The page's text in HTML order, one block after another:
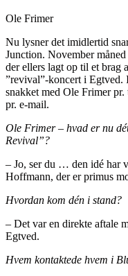
Ole Frimer
Nu lysner det imidlertid
Junction. November
der ellers lagt op til et brag
”revival”-koncert i Egtved.
snakket med Ole Frimer
pr. e-mail.
Ole Frimer – hvad er nu
Revival”?
– Jo, ser du … den idé har
Hoffmann, der er primus
Hvordan kom dén i stand?
– Det var en direkte aftale
Egtved.
Hvem kontaktede hvem i